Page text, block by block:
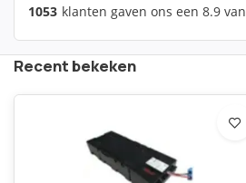
1053 klanten gaven ons een 8.9 van
Recent bekeken